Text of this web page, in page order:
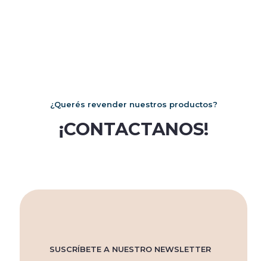
¿Querés revender nuestros productos?
¡CONTACTANOS!
SUSCRÍBETE A NUESTRO NEWSLETTER